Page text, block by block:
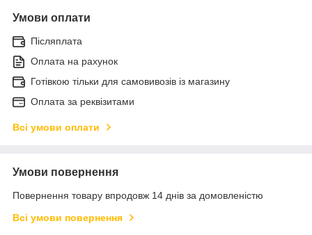
Умови оплати
Післяплата
Оплата на рахунок
Готівкою тільки для самовивозів із магазину
Оплата за реквізитами
Всі умови оплати
Умови повернення
Повернення товару впродовж 14 днів за домовленістю
Всі умови повернення